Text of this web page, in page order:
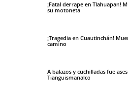
¡Fatal derrape en Tlahuapan!
su motoneta
¡Tragedia en Cuautinchán!
camino
A balazos y cuchilladas fue
Tianguismanalco